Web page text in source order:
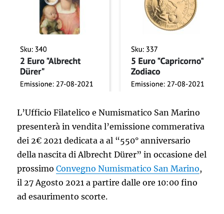
L’Ufficio Filatelico e Numismatico San Marino
presenterà in vendita l’emissione commerativa
dei 2€ 2021 dedicata a al “550° anniversario
della nascita di Albrecht Dürer” in occasione del
prossimoConvegno Numismatico San Marino,
il 27 Agosto 2021 a partire dalle ore 10:00 fino
ad esaurimento scorte.